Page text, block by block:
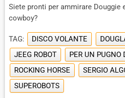
Siete pronti per ammirare Douggie
cowboy?
TAG: DISCO VOLANTE
JEEG ROBOT
PER UN PUGNO
ROCKING HORSE
SERGIO
SUPEROBOTS